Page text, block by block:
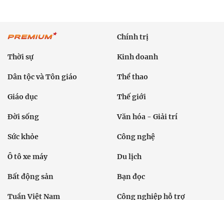
Chính trị
Thời sự Kinh doanh
Dân tộc và Tôn giáo Thể thao
Giáo dục Thế giới
Đời sống Văn hóa - Giải trí
Sức khỏe Công nghệ
Ô tô xe máy Du lịch
Bất động sản Bạn đọc
Tuần Việt Nam Công nghiệp hỗ trợ